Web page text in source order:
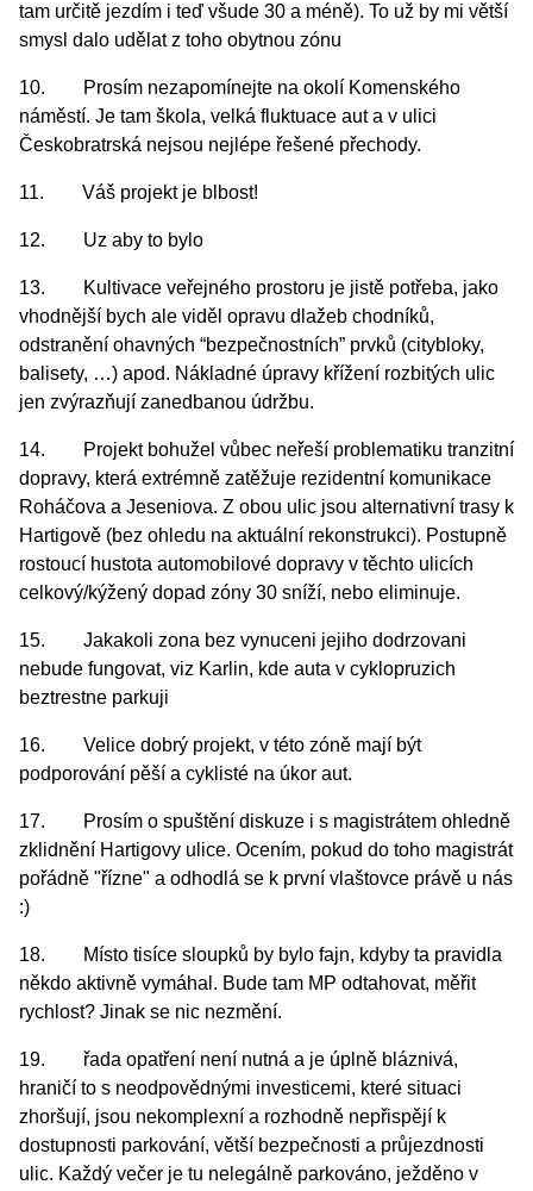
tam určitě jezdím i teď všude 30 a méně). To už by mi větší
smysl dalo udělat z toho obytnou zónu
10. Prosím nezapomínejte na okolí Komenského
náměstí. Je tam škola, velká fluktuace aut a v ulici
Českobratrská nejsou nejlépe řešené přechody.
11. Váš projekt je blbost!
12. Uz aby to bylo
13. Kultivace veřejného prostoru je jistě potřeba, jako
vhodnější bych ale viděl opravu dlažeb chodníků,
odstranění ohavných “bezpečnostních” prvků (citybloky,
balisety, …) apod. Nákladné úpravy křížení rozbitých ulic
jen zvýrazňují zanedbanou údržbu.
14. Projekt bohužel vůbec neřeší problematiku tranzitní
dopravy, která extrémně zatěžuje rezidentní komunikace
Roháčova a Jeseniova. Z obou ulic jsou alternativní trasy k
Hartigově (bez ohledu na aktuální rekonstrukci). Postupně
rostoucí hustota automobilové dopravy v těchto ulicích
celkový/kýžený dopad zóny 30 sníží, nebo eliminuje.
15. Jakakoli zona bez vynuceni jejiho dodrzovani
nebude fungovat, viz Karlin, kde auta v cyklopruzich
beztrestne parkuji
16. Velice dobrý projekt, v této zóně mají být
podporování pěší a cyklisté na úkor aut.
17. Prosím o spuštění diskuze i s magistrátem ohledně
zklidnění Hartigovy ulice. Ocením, pokud do toho magistrát
pořádně "řízne" a odhodlá se k první vlaštovce právě u nás
:)
18. Místo tisíce sloupků by bylo fajn, kdyby ta pravidla
někdo aktivně vymáhal. Bude tam MP odtahovat, měřit
rychlost? Jinak se nic nezmění.
19. řada opatření není nutná a je úplně bláznivá,
hraničí to s neodpovědnými investicemi, které situaci
zhoršují, jsou nekomplexní a rozhodně nepřispějí k
dostupnosti parkování, větší bezpečnosti a průjezdnosti
ulic. Každý večer je tu nelegálně parkováno, ježděno v